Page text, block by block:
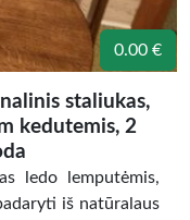
0.00 €
staliukas,
kedutemis, 2
ledo lemputėmis,
iš natūralaus